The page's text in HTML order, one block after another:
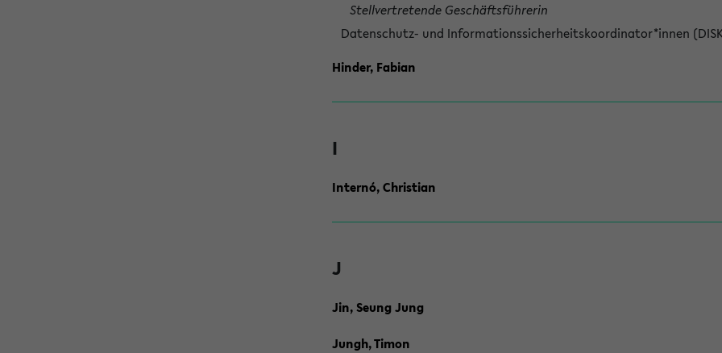
Stellvertretende Geschäftsführerin
Datenschutz- und Informationssicherheitskoordinator*innen
Hinder, Fabian
I
Internó, Christian
J
Jin, Seung Jung
Jungh, Timon